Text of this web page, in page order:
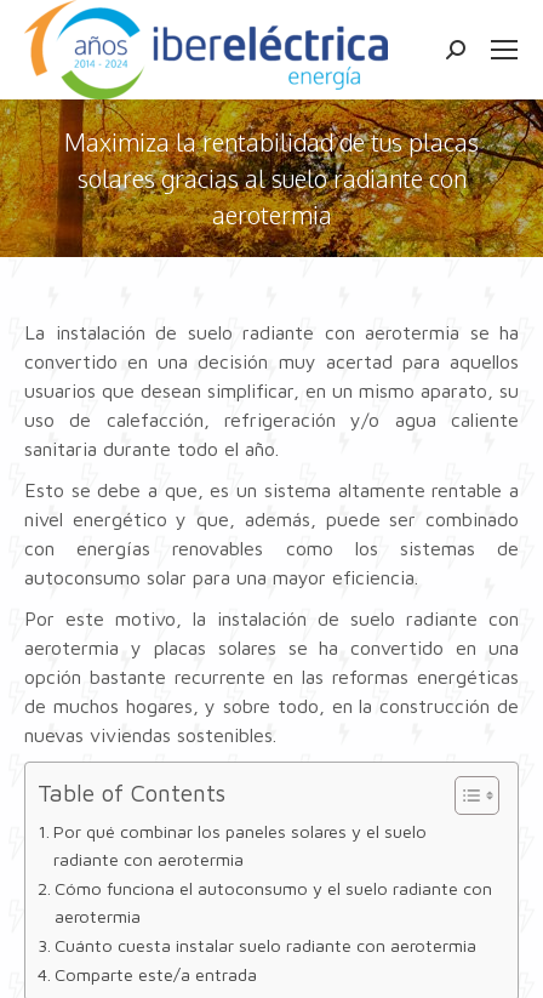
Buscar:
Maximiza la rentabilidad de tus placas
solares gracias al suelo radiante con
aerotermia
Estás aquí:
La instalación de suelo radiante con aerotermia se ha
convertido en una decisión muy acertad para aquellos
usuarios que desean simplificar, en un mismo aparato, su
uso de calefacción, refrigeración y/o agua caliente
sanitaria durante todo el año.
Esto se debe a que, es un sistema altamente rentable a
nivel energético y que, además, puede ser combinado
con energías renovables como los sistemas de
autoconsumo solar para una mayor eficiencia.
Por este motivo, la instalación de suelo radiante con
aerotermia y placas solares se ha convertido en una
opción bastante recurrente en las reformas energéticas
de muchos hogares, y sobre todo, en la construcción de
nuevas viviendas sostenibles.
Table of Contents
Por qué combinar los paneles solares y el suelo
radiante con aerotermia
Cómo funciona el autoconsumo y el suelo radiante con
aerotermia
Cuánto cuesta instalar suelo radiante con aerotermia
Comparte este/a entrada